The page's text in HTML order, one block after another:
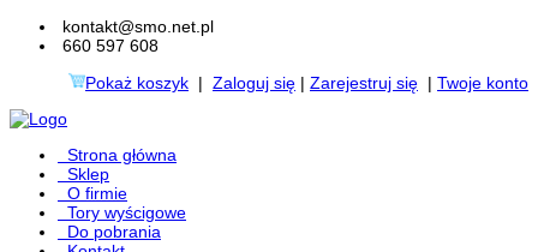
kontakt@smo.net.pl
660 597 608
Pokaż koszyk | Zaloguj się | Zarejestruj się | Twoje konto
Strona główna
Sklep
O firmie
Tory wyścigowe
Do pobrania